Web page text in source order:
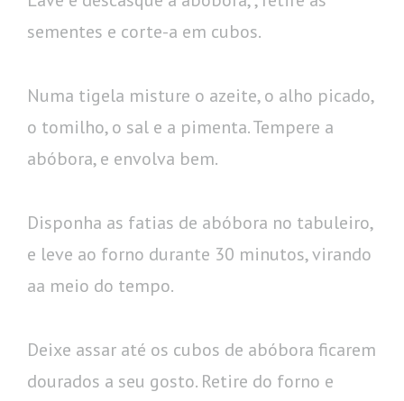
sementes e corte-a em cubos.
Numa tigela misture o azeite, o alho picado,
o tomilho, o sal e a pimenta. Tempere a
abóbora, e envolva bem.
Disponha as fatias de abóbora no tabuleiro,
e leve ao forno durante 30 minutos, virando
aa meio do tempo.
Deixe assar até os cubos de abóbora ficarem
dourados a seu gosto. Retire do forno e